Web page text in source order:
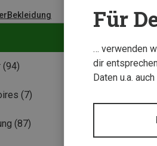
Bekleidung
(94)
(7)
(87)
Für
… verwenden
dir
Daten u.a.